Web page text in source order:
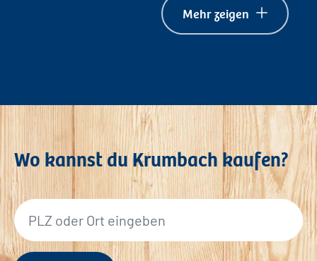
Mehr zeigen
Wo kannst du Krumbach kaufen?
Suche nach